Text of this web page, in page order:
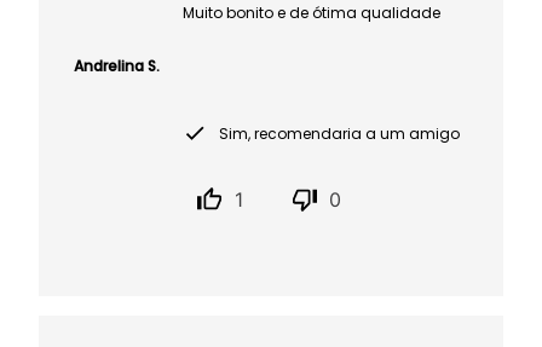
Andrelina S.
Muito bonito e de ótima qualidade
Sim, recomendaria a um amigo
1 0